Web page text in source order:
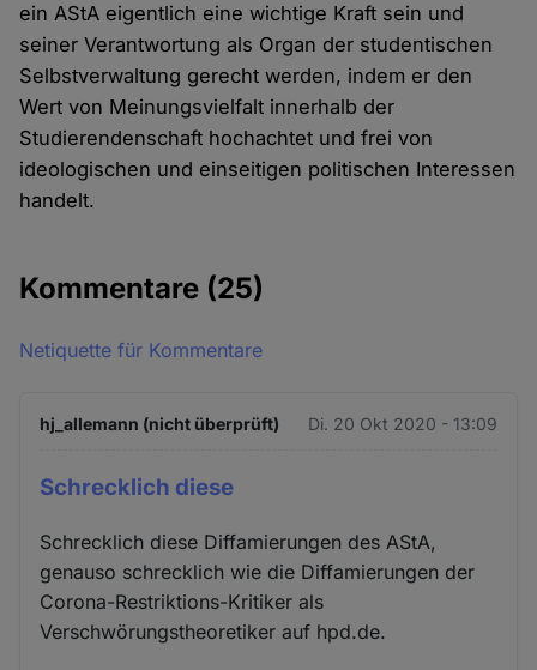
ein AStA eigentlich eine wichtige Kraft sein und
seiner Verantwortung als Organ der studentischen
Selbstverwaltung gerecht werden, indem er den
Wert von Meinungsvielfalt innerhalb der
Studierendenschaft hochachtet und frei von
ideologischen und einseitigen politischen Interessen
handelt.
Kommentare (25)
Netiquette für Kommentare
hj_allemann (nicht überprüft) Di. 20 Okt 2020 - 13:09
Schrecklich diese
Schrecklich diese Diffamierungen des AStA,
genauso schrecklich wie die Diffamierungen der
Corona-Restriktions-Kritiker als
Verschwörungstheoretiker auf hpd.de.